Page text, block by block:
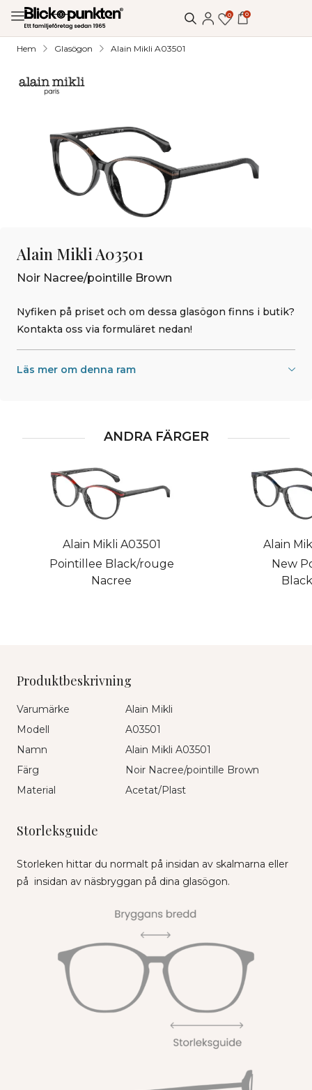
0 0
Hem Glasögon Alain Mikli A03501
Alain Mikli A03501
Noir Nacree/pointille Brown
Nyfiken på priset och om dessa glasögon finns i butik?
Kontakta oss via formuläret nedan!
Läs mer om denna ram
ANDRA FÄRGER
Alain Mikli A03501
Pointillee Black/rouge
Nacree
Alain
New
Produktbeskrivning
Varumärke
Alain Mikli
Modell
A03501
Namn
Alain Mikli A03501
Färg
Noir Nacree/pointille Brown
Material
Acetat/Plast
Storleksguide
Storleken hittar du normalt på insidan av skalmarna eller
på insidan av näsbryggan på dina glasögon.